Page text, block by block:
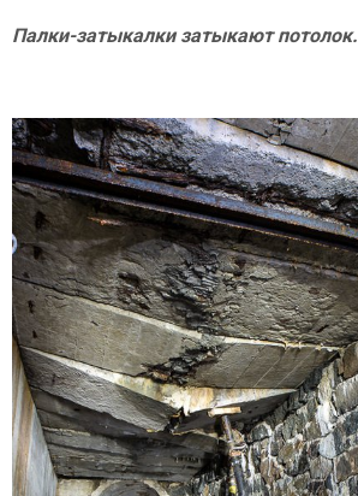
Палки-затыкалки затыкают потолок.